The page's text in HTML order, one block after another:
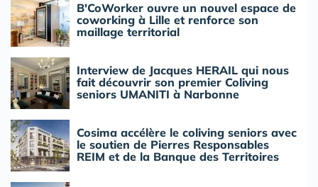
B'CoWorker ouvre un nouvel espace de
coworking à Lille et renforce son
maillage territorial
Interview de Jacques HERAIL qui nous
fait découvrir son premier Coliving
seniors UMANITI à Narbonne
Cosima accélère le coliving seniors avec
le soutien de Pierres Responsables
REIM et de la Banque des Territoires